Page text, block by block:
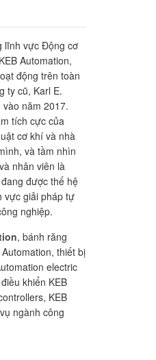
lĩnh vực Động cơ
Automation,
động trên toàn
ty cũ, Karl E.
năm 2017.
tích cực của
cơ khí và nhà
và tầm nhìn
nhân viên là
được thế hệ
vực giải pháp tự
nghiệp.
, bánh răng
thiết bị
electric
khiển KEB
KEB
ngành công